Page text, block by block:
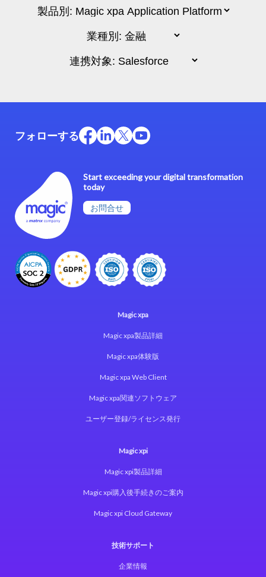
Start exceeding your digital transformation
today
お問合せ
フォローする
Magic xpa
Magic xpa製品詳細
Magic xpa体験版
Magic xpa Web Client
Magic xpa関連ソフトウェア
ユーザー登録/ライセンス発行
Magic xpi
Magic xpi製品詳細
Magic xpi購入後手続きのご案内
Magic xpi Cloud Gateway
技術サポート
企業情報